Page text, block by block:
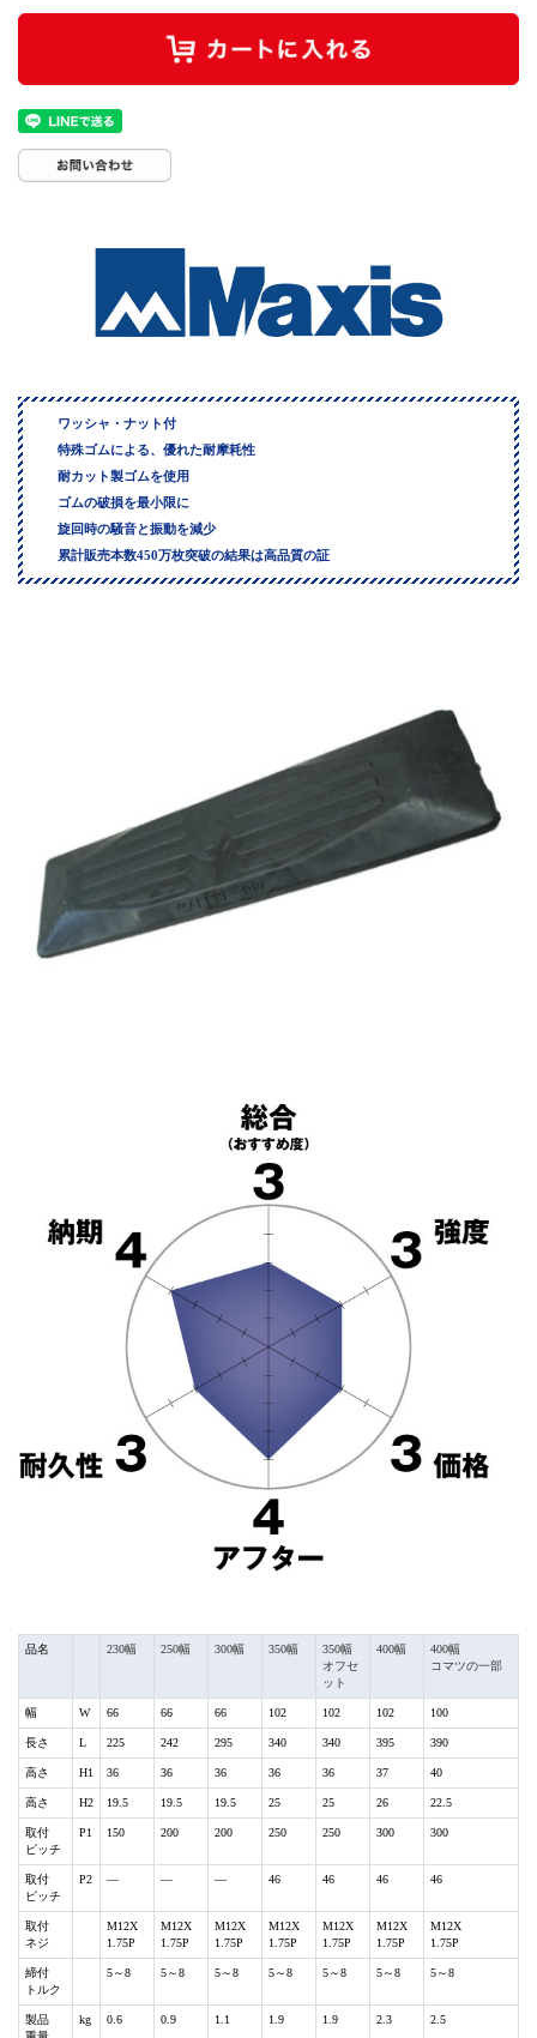
ワッシャ・ナット付
特殊ゴムによる、優れた耐摩耗性
耐カット製ゴムを使用
ゴムの破損を最小限に
旋回時の騒音と振動を減少
累計販売本数450万枚突破の結果は高品質の証
品名 230幅 250幅 300幅 350幅
350幅
オフセ
ット
400幅
400幅
コマツの一部
幅 W 66 66 66 102 102 102 100
長さ L 225 242 295 340 340 395 390
高さ H1 36 36 36 36 36 37 40
高さ H2 19.5 19.5 19.5 25 25 26 22.5
取付
ピッチ
P1 150 200 200 250 250 300 300
取付
ピッチ
P2 ― ― ― 46 46 46 46
取付
ネジ
M12X
1.75P
M12X
1.75P
M12X
1.75P
M12X
1.75P
M12X
1.75P
M12X
1.75P
M12X
1.75P
締付
トルク
5～8 5～8 5～8 5～8 5～8 5～8 5～8
製品
kg 0.6 0.9 1.1 1.9 1.9 2.3 2.5